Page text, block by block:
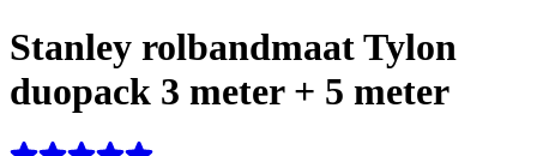
Stanley rolbandmaat Tylon
duopack 3 meter + 5 meter